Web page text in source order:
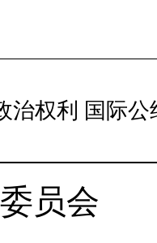
治权利 国际公
员会